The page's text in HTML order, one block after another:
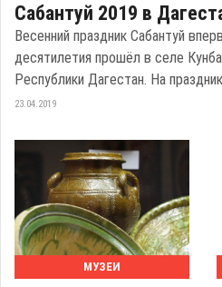
Сабантуй 2019 в
Весенний праздник Сабантуй
десятилетия прошёл в селе
Республики Дагестан. На
23.04.2019
МУЗЕИ